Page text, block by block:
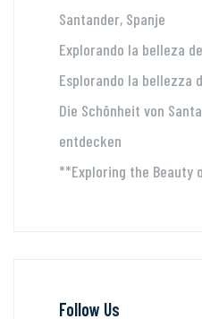
Santander, Spanje
Explorando la belleza
Esplorando la bellezza
Die Schönheit von
entdecken
**Exploring the Beauty
Follow Us